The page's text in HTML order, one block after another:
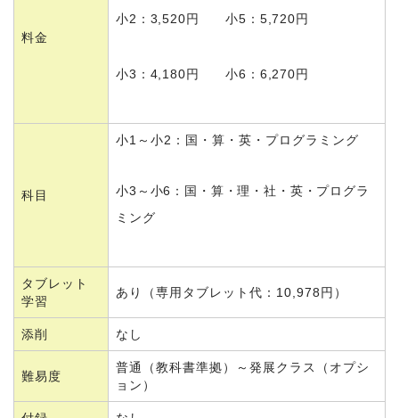
料金
小2：3,520円 小5：5,720円
小3：4,180円 小6：6,270円
科目
小1～小2：国・算・英・プログラミング
小3～小6：国・算・理・社・英・プログラ
ミング
タブレット
学習
あり（専用タブレット代：10,978円）
添削 なし
難易度
普通（教科書準拠）～発展クラス（オプシ
ョン）